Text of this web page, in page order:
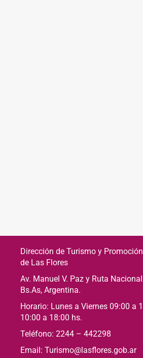
Dirección de Turismo y
de Las Flores
Av. Manuel V. Paz y Ruta
Bs.As, Argentina.
Horario: Lunes a Viernes 09:00 a
10:00 a 18:00 hs.
Teléfono: 2244 – 442298
Email: Turismo@lasflores.gob.ar